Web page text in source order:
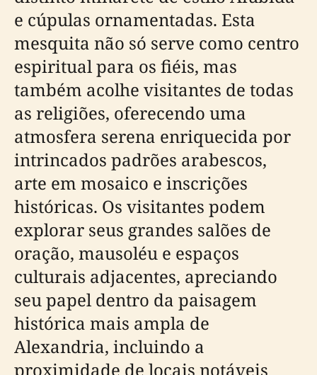
e cúpulas ornamentadas. Esta
mesquita não só serve como centro
espiritual para os fiéis, mas
também acolhe visitantes de todas
as religiões, oferecendo uma
atmosfera serena enriquecida por
intrincados padrões arabescos,
arte em mosaico e inscrições
históricas. Os visitantes podem
explorar seus grandes salões de
oração, mausoléu e espaços
culturais adjacentes, apreciando
seu papel dentro da paisagem
histórica mais ampla de
Alexandria, incluindo a
proximidade de locais notáveis